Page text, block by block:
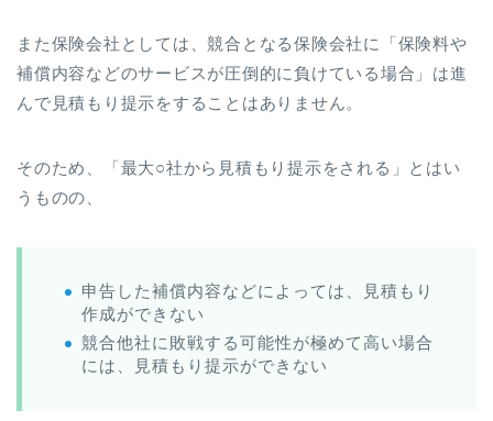
また保険会社としては、競合となる保険会社に「保険料や
補償内容などのサービスが圧倒的に負けている場合」は進
んで見積もり提示をすることはありません。
そのため、「最大○社から見積もり提示をされる」とはい
うものの、
申告した補償内容などによっては、見積もり
作成ができない
競合他社に敗戦する可能性が極めて高い場合
には、見積もり提示ができない